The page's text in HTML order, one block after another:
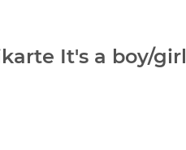
It's a boy/girl